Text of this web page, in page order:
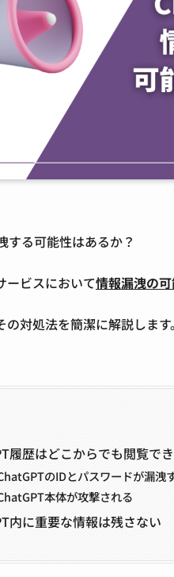
する可能性はあるか？
ービスにおいて情報漏洩の
対処法を簡潔に解説します。
履歴はどこからでも閲覧で
のIDとパスワードが漏洩
本体が攻撃される
内に重要な情報は残さない